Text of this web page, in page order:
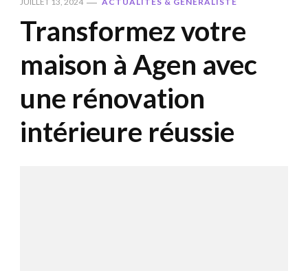
Transformez votre
maison à Agen avec
une rénovation
intérieure réussie